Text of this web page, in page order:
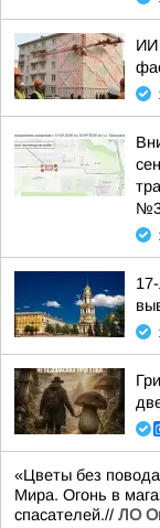
ИИ
«Цветы без
Мира. Огонь в
спасателей.// ЛО